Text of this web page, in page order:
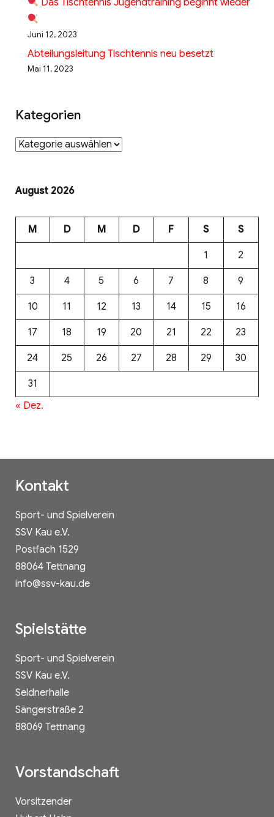
Juni 12, 2023
Abteilungsleitung Tischtennis neu besetzt
Mai 11, 2023
Kategorien
Kategorien
August 2026
M D M D F S S
1 2
3 4 5 6 7 8 9
10 11 12 13 14 15 16
17 18 19 20 21 22 23
24 25 26 27 28 29 30
31
« Dez.
Kontakt
Sport- und Spielverein
SSV Kau e.V.
Postfach 1529
88064 Tettnang
info@ssv-kau.de
Spielstätte
Sport- und Spielverein
SSV Kau e.V.
Seldnerhalle
Sängerstraße 2
88069 Tettnang
Vorstandschaft
Vorsitzender